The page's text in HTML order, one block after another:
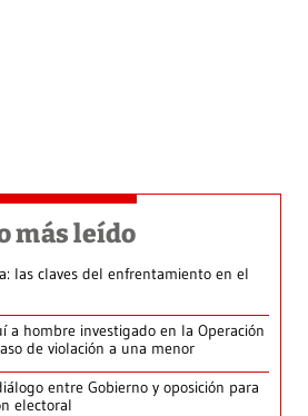
más leído
las claves del enfrentamiento en el
a hombre investigado en la Operación
de violación a una menor
entre Gobierno y oposición para
electoral